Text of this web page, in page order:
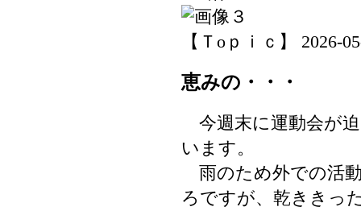
【Ｔoｐｉｃ】 2026-
恵みの・・・
今週末に運動会が
います。
雨のため外での活
ろですが、乾ききっ